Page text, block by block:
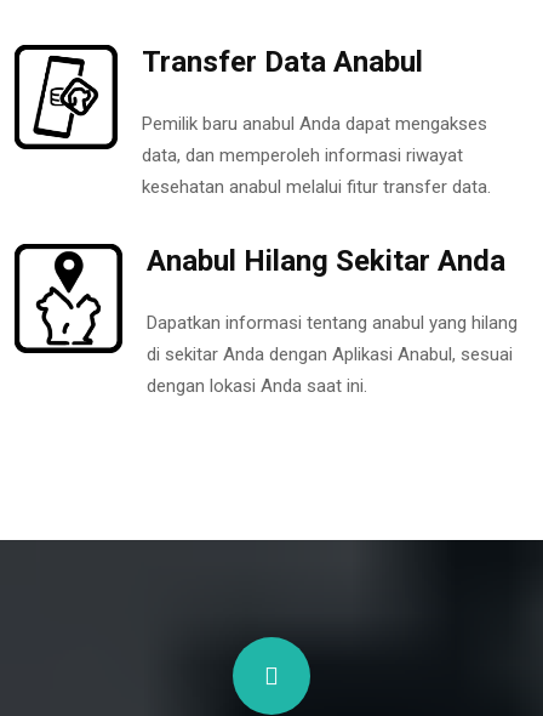
Transfer Data Anabul
Pemilik baru anabul Anda dapat mengakses
data, dan memperoleh informasi riwayat
kesehatan anabul melalui fitur transfer data.
Anabul Hilang Sekitar Anda
Dapatkan informasi tentang anabul yang hilang
di sekitar Anda dengan Aplikasi Anabul, sesuai
dengan lokasi Anda saat ini.